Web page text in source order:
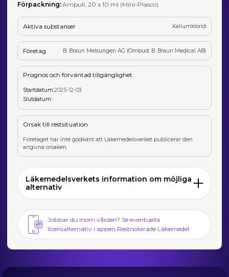
Förpackning:Ampull, 20 x 10 ml (Mini-Plasco)
Aktiva substanser Kaliumklorid
Företag B. Braun Melsungen AG (Ombud: B. Braun Medical AB)
Prognos och förväntad tillgänglighet
Startdatum:2025-12-03
Slutdatum:-
Orsak till restsituation
Företaget har inte godkänt att Läkemedelsverket publicerar den
angivna orsaken.
Läkemedelsverkets information om möjliga
alternativ
Jobbar du inom vården? Se eventuella
licensalternativ i appen Restnoterade Läkemedel